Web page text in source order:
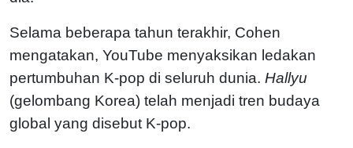
Selama beberapa tahun terakhir, Cohen
mengatakan, YouTube menyaksikan ledakan
pertumbuhan K-pop di seluruh dunia. Hallyu
(gelombang Korea) telah menjadi tren budaya
global yang disebut K-pop.